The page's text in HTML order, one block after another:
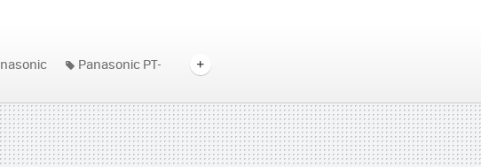
Panasonic PT-